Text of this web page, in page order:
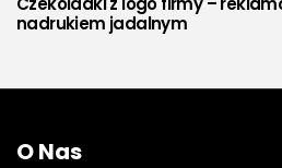
nadrukiem jadalnym
O Nas